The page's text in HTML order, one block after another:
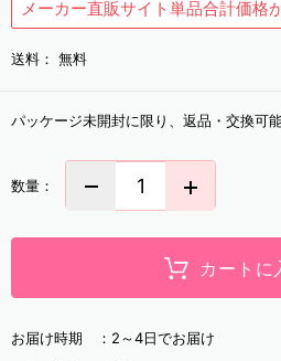
メーカー直販サイト単品合計価格
送料： 無料
パッケージ未開封に限り、返品・交換可能
数量：
カートに
お届け時期 ： 2～4日でお届け